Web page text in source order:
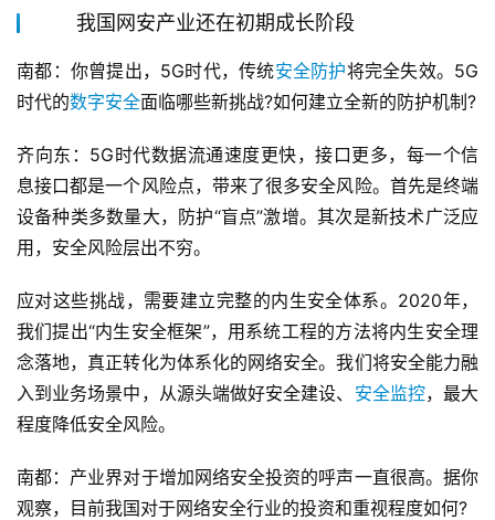
我国网安产业还在初期成长阶段
南都：你曾提出，5G时代，传统安全防护将完全失效。5G
时代的数字安全面临哪些新挑战?如何建立全新的防护机制?
齐向东：5G时代数据流通速度更快，接口更多，每一个信
息接口都是一个风险点，带来了很多安全风险。首先是终端
设备种类多数量大，防护“盲点”激增。其次是新技术广泛应
用，安全风险层出不穷。
应对这些挑战，需要建立完整的内生安全体系。2020年，
我们提出“内生安全框架”，用系统工程的方法将内生安全理
念落地，真正转化为体系化的网络安全。我们将安全能力融
入到业务场景中，从源头端做好安全建设、 安全监控，最大
程度降低安全风险。
南都：产业界对于增加网络安全投资的呼声一直很高。据你
观察，目前我国对于网络安全行业的投资和重视程度如何?